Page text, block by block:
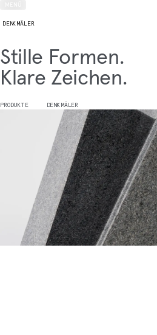
DENKMÄLER
Stille Formen.
Klare Zeichen.
PRODUKTE DENKMÄLER